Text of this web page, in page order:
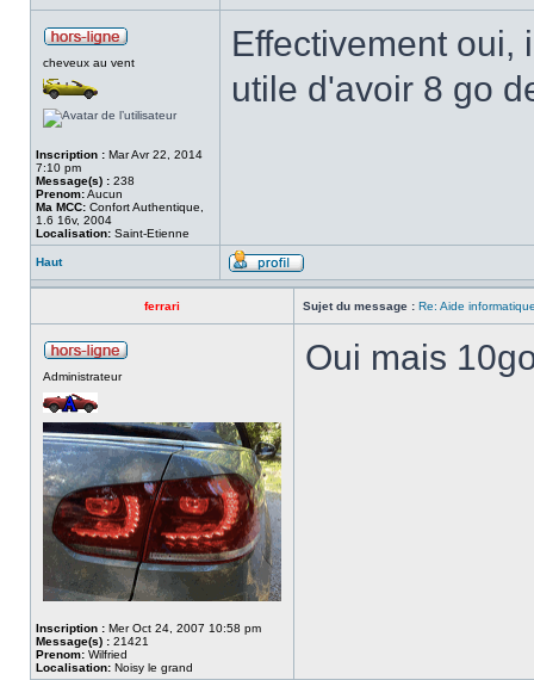
cheveux au vent
Inscription : Mar Avr 22, 2014
7:10 pm
Message(s) : 238
Prenom:Aucun
Ma MCC: Confort Authentique,
1.6 16v, 2004
Localisation: Saint-Etienne
Effectivement oui,
utile d'avoir 8 go
Haut
ferrari Sujet du message : Re: Aide
Administrateur
Inscription : Mer Oct 24, 2007 10:58 pm
Message(s) : 21421
Prenom: Wilfried
Localisation: Noisy le grand
Oui mais